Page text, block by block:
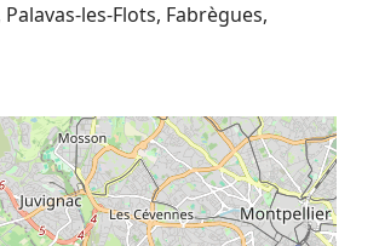
Palavas-les-Flots, Fabrègues,